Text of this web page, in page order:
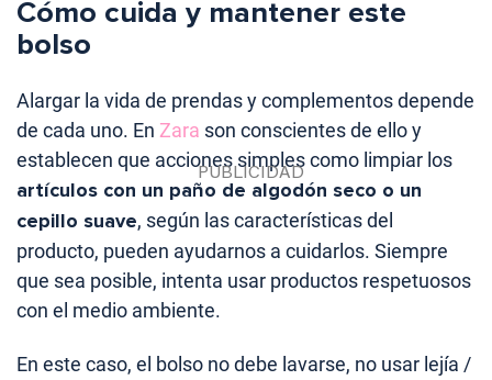
Cómo cuida y mantener este
bolso
Alargar la vida de prendas y complementos depende
de cada uno. En Zara son conscientes de ello y
establecen que acciones simples como limpiar los
artículos con un paño de algodón seco o un
cepillo suave, según las características del
producto, pueden ayudarnos a cuidarlos. Siempre
que sea posible, intenta usar productos respetuosos
con el medio ambiente.
En este caso, el bolso no debe lavarse, no usar lejía /